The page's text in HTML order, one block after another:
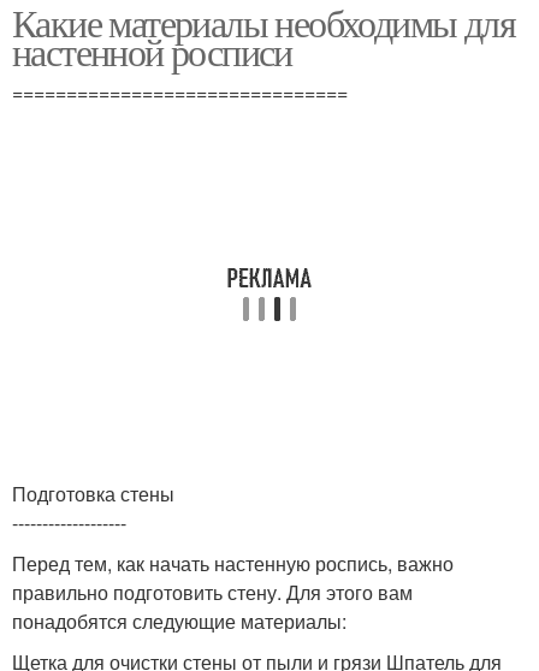
Какие материалы необходимы для
настенной росписи
===============================
Подготовка стены
-------------------
Перед тем, как начать настенную роспись, важно
правильно подготовить стену. Для этого вам
понадобятся следующие материалы:
Щетка для очистки стены от пыли и грязи Шпатель для